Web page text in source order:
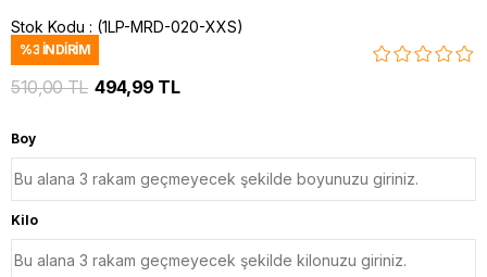
Stok Kodu (1LP-MRD-020-XXS)
%3 İNDIRIM
510,00 TL 494,99 TL
Boy
Kilo